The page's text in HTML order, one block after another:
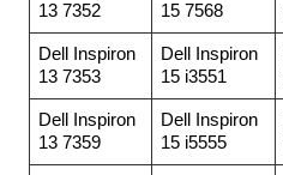
13 7352
15 7568
Dell Inspiron
13 7353
Dell Inspiron
15 i3551
Dell Inspiron
13 7359
Dell Inspiron
15 i5555